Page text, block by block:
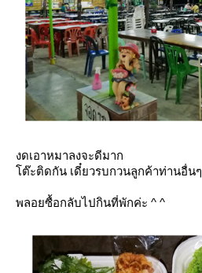
งดเอาหมาลงจะดีมาก
ต๊ะติดกัน เดี๋ยวรบกวนลูกค้าท่านอื่นๆ
พลอยซื้อกลับไปกินที่พักค่ะ ^ ^